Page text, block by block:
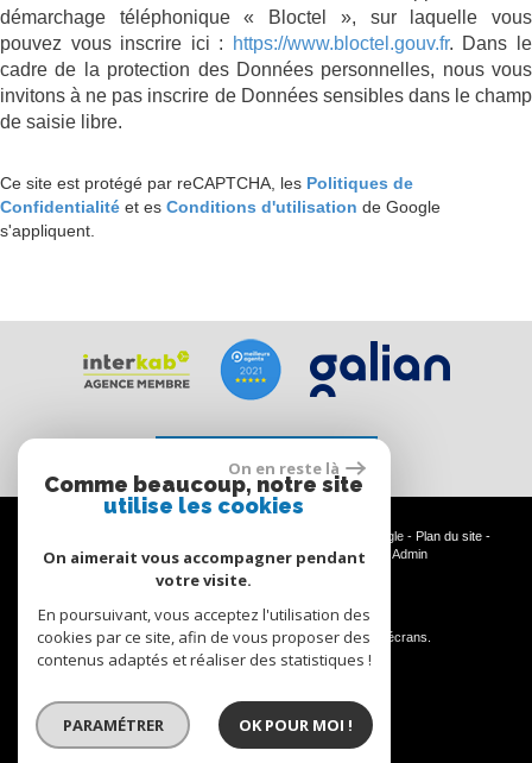
démarchage téléphonique « Bloctel », sur laquelle vous
pouvez vous inscrire ici :
https://www.bloctel.gouv.fr. Dans le
cadre de la protection des Données personnelles, nous vous
invitons à ne pas inscrire de Données sensibles dans le champ
de saisie libre.
Ce site est protégé par reCAPTCHA, les Politiques de
Confidentialité et es Conditions d'utilisation de Google
s'appliquent.
Espace propriétaire
© 2026 | Tous droits réservés | Traduction powered by Google - Plan du site-
Mentions légales-Nos honoraires-Partenaires Admin
Site internet compatible multi-supports,
un seul site adaptable à tous les types d'écrans.
On en reste là
Comme beaucoup, notre site
utilise les cookies
On aimerait vous accompagner pendant
votre visite.
En poursuivant, vous acceptez l'utilisation des
cookies par ce site, afin de vous proposer des
contenus adaptés et réaliser des statistiques !
PARAMÉTRER OK POUR MOI !